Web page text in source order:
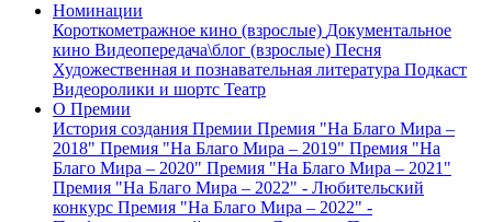
Номинации
Короткометражное кино (взрослые) Документальное
кино Видеопередача\блог (взрослые) Песня
Художественная и познавательная литература Подкаст
Видеоролики и шортс Театр
О Премии
История создания Премии Премия "На Благо Мира –
2018" Премия "На Благо Мира – 2019" Премия "На
Благо Мира – 2020" Премия "На Благо Мира – 2021"
Премия "На Благо Мира – 2022" - Любительский
конкурс Премия "На Благо Мира – 2022" -